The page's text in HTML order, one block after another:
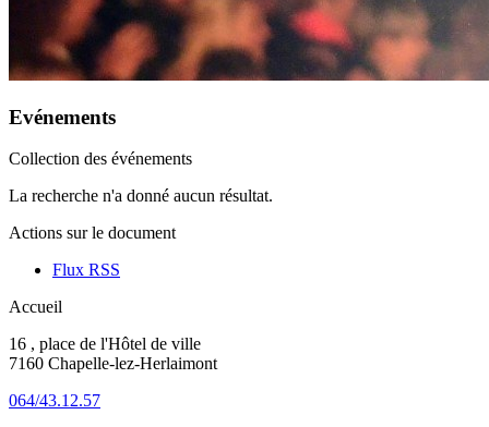
Evénements
Collection des événements
La recherche n'a donné aucun résultat.
Actions sur le document
Flux RSS
Accueil
16 , place de l'Hôtel de ville
7160 Chapelle-lez-Herlaimont
064/43.12.57